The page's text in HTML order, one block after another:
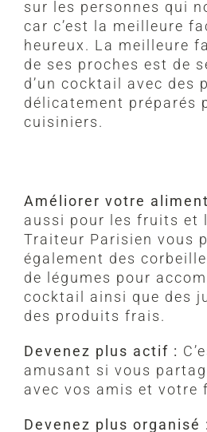
sur les personnes qui
car c’est la meilleure
heureux. La meilleure
de ses proches est de
d’un cocktail avec des
délicatement préparés
cuisiniers.
Améliorer votre
aussi pour les fruits et
Traiteur Parisien vous
également des
de légumes pour
cocktail ainsi que des
des produits frais.
Devenez plus actif :
amusant si vous
avec vos amis et votre
Devenez plus organisé :